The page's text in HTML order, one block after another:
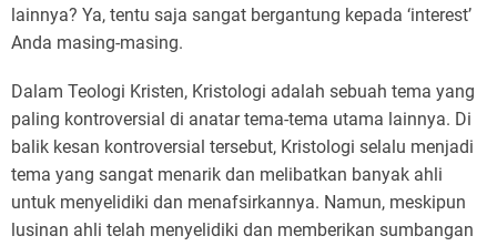
lainnya? Ya, tentu saja sangat bergantung kepada ‘interest’
Anda masing-masing.
Dalam Teologi Kristen, Kristologi adalah sebuah tema yang
paling kontroversial di anatar tema-tema utama lainnya. Di
balik kesan kontroversial tersebut, Kristologi selalu menjadi
tema yang sangat menarik dan melibatkan banyak ahli
untuk menyelidiki dan menafsirkannya. Namun, meskipun
lusinan ahli telah menyelidiki dan memberikan sumbangan